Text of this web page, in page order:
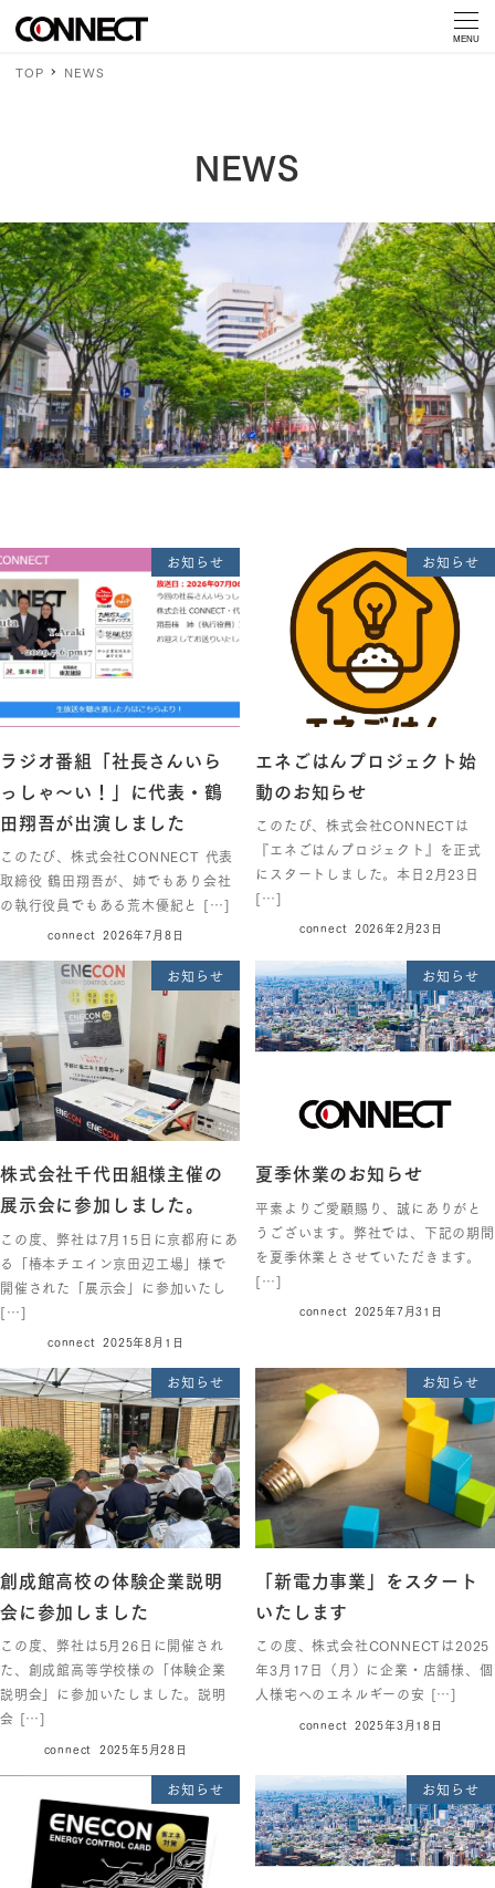
MENU
TOP NEWS
NEWS
お知らせ
ラジオ番組「社長さんいら
っしゃ～い！」に代表・鶴
田翔吾が出演しました
このたび、株式会社CONNECT 代表
取締役 鶴田翔吾が、姉でもあり会社
の執行役員でもある荒木優紀と […]
connect 2026年7月8日
お知らせ
エネごはんプロジェクト始
動のお知らせ
このたび、株式会社CONNECTは
『エネごはんプロジェクト』を正式
にスタートしました。本日2月23日
[…]
connect 2026年2月23日
お知らせ
株式会社千代田組様主催の
展示会に参加しました。
この度、弊社は7月15日に京都府にあ
る「椿本チエイン京田辺工場」様で
開催された「展示会」に参加いたし
[…]
connect 2025年8月1日
お知らせ
夏季休業のお知らせ
平素よりご愛顧賜り、誠にありがと
うございます。弊社では、下記の期間
を夏季休業とさせていただきます。
[…]
connect 2025年7月31日
お知らせ
創成館高校の体験企業説明
会に参加しました
この度、弊社は5月26日に開催され
た、創成館高等学校様の「体験企業
説明会」に参加いたしました。説明
会 […]
connect 2025年5月28日
お知らせ
「新電力事業」をスタート
いたします
この度、株式会社CONNECTは2025
年3月17日（月）に企業・店舗様、個
人様宅へのエネルギーの安 […]
connect 2025年3月18日
お知らせ お知らせ